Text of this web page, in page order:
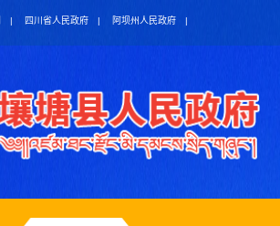
| 四川省人民政府 | 阿坝州人民政府 |